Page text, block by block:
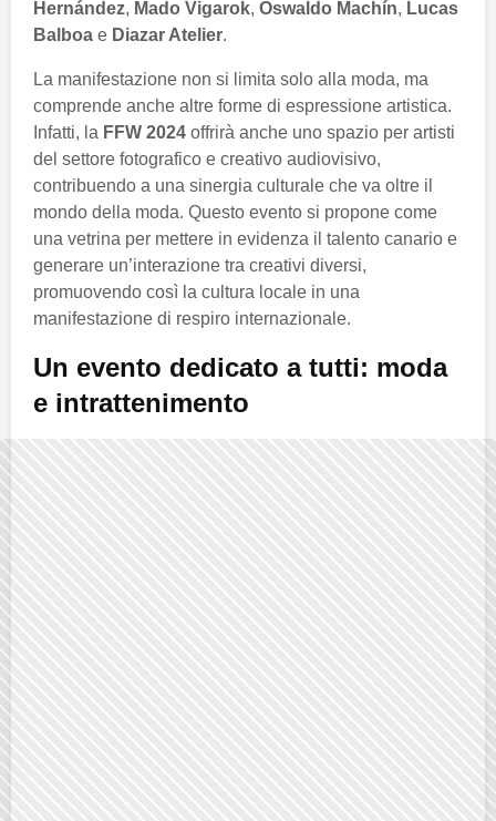
Hernández, Mado Vigarok, Oswaldo Machín, Lucas
Balboa e Diazar Atelier.
La manifestazione non si limita solo alla moda, ma
comprende anche altre forme di espressione artistica.
Infatti, la FFW 2024 offrirà anche uno spazio per artisti
del settore fotografico e creativo audiovisivo,
contribuendo a una sinergia culturale che va oltre il
mondo della moda. Questo evento si propone come
una vetrina per mettere in evidenza il talento canario e
generare un’interazione tra creativi diversi,
promuovendo così la cultura locale in una
manifestazione di respiro internazionale.
Un evento dedicato a tutti: moda
e intrattenimento